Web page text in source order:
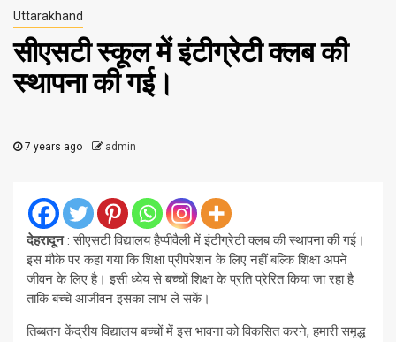
Uttarakhand
सीएसटी स्कूल में इंटीग्रेटी क्लब की
स्थापना की गई।
7 years ago admin
देहरादून: सीएसटी विद्यालय हैप्पीवैली में इंटीग्रेटी क्लब की स्थापना की गई।
इस मौके पर कहा गया कि शिक्षा प्रीपरेशन के लिए नहीं बल्कि शिक्षा अपने
जीवन के लिए है। इसी ध्येय से बच्चों शिक्षा के प्रति प्रेरित किया जा रहा है
ताकि बच्चे आजीवन इसका लाभ ले सकें।
तिब्बतन केंद्रीय विद्यालय बच्चों में इस भावना को विकसित करने, हमारी समृद्ध